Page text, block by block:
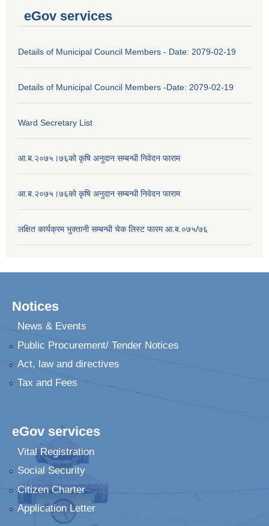
eGov services
Details of Municipal Council Members - Date: 2079-02-19
Details of Municipal Council Members -Date: 2079-02-19
Ward Secretary List
आ.ब.२०७५।७६को कृषि अनुदान सम्बन्धी निवेदन फाराम
आ.ब.२०७५।७६को कृषि अनुदान सम्बन्धी निवेदन फाराम
लक्षित कार्यक्रम भुक्तानी सम्बन्धी चेक लिस्ट फारम आ.ब.०७५/७६
Notices
News & Events
Public Procurement/ Tender Notices
Act, law and directives
Tax and Fees
eGov services
Vital Registration
Social Security
Citizen Charter
Application Letter